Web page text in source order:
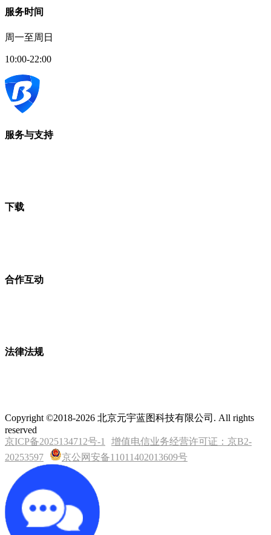
服务时间
周一至周日
10:00-22:00
服务与支持
下载
合作互动
法律法规
Copyright ©2018-2026 北京元宇蓝图科技有限公司. All rights
reserved
京ICP备2025134712号-1
增值电信业务经营许可证：京B2-
20253597
京公网安备11011402013609号